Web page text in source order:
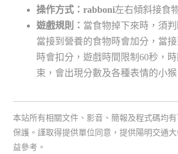
操作方式 ：rabboni左右傾斜接食
遊戲規則： 當食物掉下來時，須
當接到營養的食物時會加分，當
時會扣分，遊戲時間限制60秒，
束，會出現分數及各種表情的小猴
本站所有相關文件、影音、簡報及程式碼均
保護。謹取得提供單位同意，提供陽明交通
益參考。